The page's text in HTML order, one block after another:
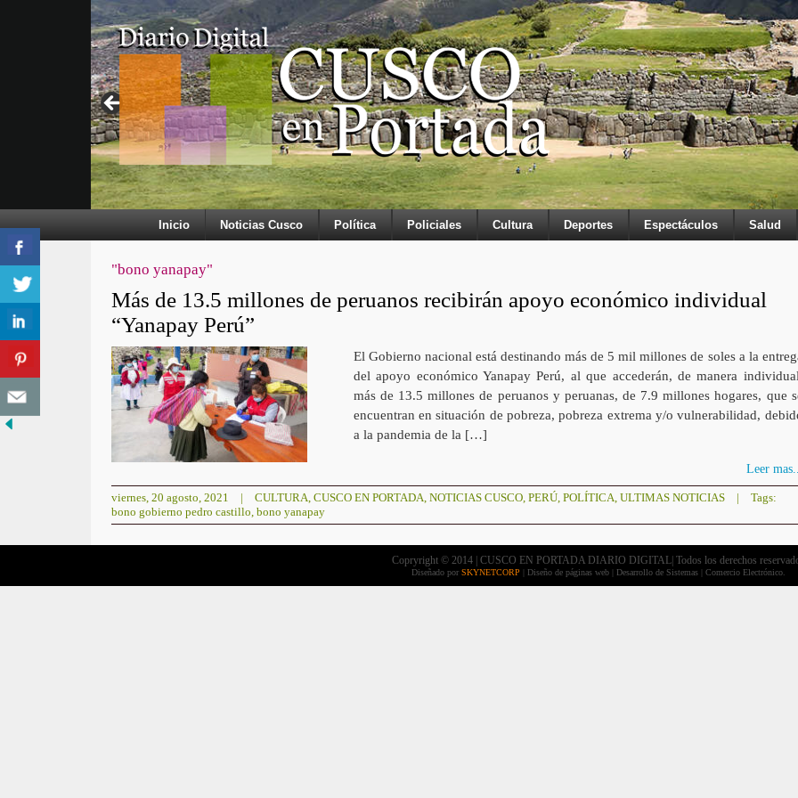
Inicio Noticias Cusco Política Policiales Cultura Deportes Espectáculos Salud
"bono yanapay"
Más de 13.5 millones de peruanos recibirán apoyo económico individual
“Yanapay Perú”
El Gobierno nacional está destinando más de 5 mil millones de soles a la
del apoyo económico Yanapay Perú, al que accederán, de manera
más de 13.5 millones de peruanos y peruanas, de 7.9 millones hogares, que
encuentran en situación de pobreza, pobreza extrema y/o vulnerabilidad,
a la pandemia de la […]
Leer mas...
viernes, 20 agosto, 2021 | CULTURA CUSCO EN PORTADA NOTICIAS CUSCO, PERÚ, POLÍTICA ULTIMAS NOTICIAS |
Tags:
bono gobierno pedro castillo bono yanapay
Copryright © 2014 | CUSCO EN PORTADA DIARIO DIGITAL| Todos los derechos
Diseñado por SKYNETCORP | Diseño de páginas web | Desarrollo de Sistemas | Comercio Electrónico.